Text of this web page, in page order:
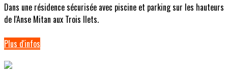
Dans une résidence sécurisée avec piscine et parking sur les hauteurs
de l'Anse Mitan aux Trois Ilets.
Plus d'infos